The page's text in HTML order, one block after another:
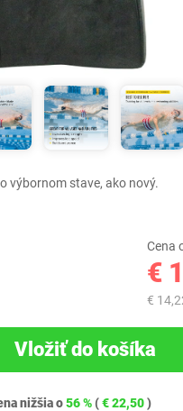
výbornom stave, ako nový.
Cena
€
€
Vložiť do košíka
nižšia o56 % (€ 22,50)